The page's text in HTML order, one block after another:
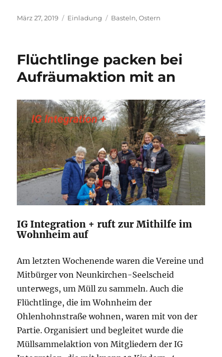
Veröffentlicht
März 27, 2019 Kategorien
Einladung Schlagwörter
Basteln,Ostern
Flüchtlinge packen bei
Aufräumaktion mit an
IG Integration + ruft zur Mithilfe im
Wohnheim auf
Am letzten Wochenende waren die Vereine und
Mitbürger von Neunkirchen-Seelscheid
unterwegs, um Müll zu sammeln. Auch die
Flüchtlinge, die im Wohnheim der
Ohlenhohnstraße wohnen, waren mit von der
Partie. Organisiert und begleitet wurde die
Müllsammelaktion von Mitgliedern der IG